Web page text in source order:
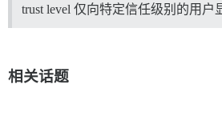
trust level 仅向特定信任级别的用
相关话题